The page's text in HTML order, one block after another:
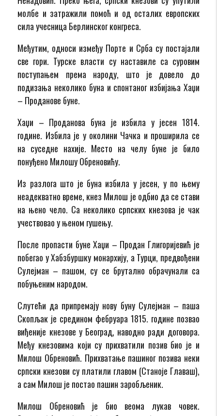
молбе и затражили помоћ и од осталих европских
сила учесница Берлинског конгреса.
Међутим, односи између Порте и Срба су постајали
све гори. Турске власти су наставиле са суровим
поступањем према народу, што је довело до
подизања неколико буна и спонтаног избијања Хаџи
– Проданове буне.
Хаџи – Проданова буна је избила у јесен 1814.
године. Избила је у околини Чачка и проширила се
на суседне нахије. Место на челу буне је било
понуђено Милошу Обреновићу.
Из разлога што је буна избила у јесен, у по њему
неадекватно време, кнез Милош је одбио да се стави
на њено чело. Са неколико српских кнезова је чак
учествовао у њеном гушењу.
После пропасти буне Хаџи – Продан Глигоријевић је
побегао у Хабзбуршку монархију, а Турци, предвођени
Сулејман – пашом, су се брутално обрачунали са
побуњеним народом.
Слутећи да припремају нову буну Сулејман – паша
Скопљак је средином фебруара 1815. године позвао
виђеније кнезове у Београд, наводно ради договора.
Међу кнезовима који су прихватили позив био је и
Милош Обреновић. Прихватање пашиног позива неки
српски кнезови су платили главом (Станоје Главаш),
а сам Милош је постао пашин заробљеник.
Милош Обреновић је био веома лукав човек.